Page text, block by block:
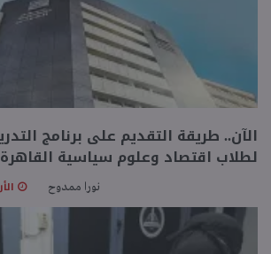
الآن.. طريقة التقديم على برنامج
لطلاب اقتصاد وعلوم سياسية القاهرة 2026
نورا ممدوح